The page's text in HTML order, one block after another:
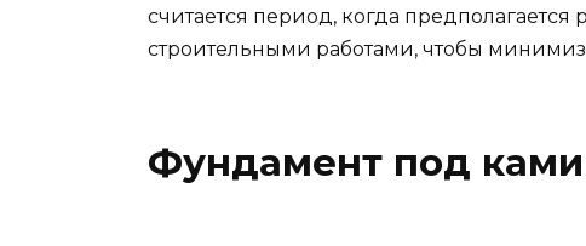
считается период, когда
строительными работами, чтобы
Фундамент под